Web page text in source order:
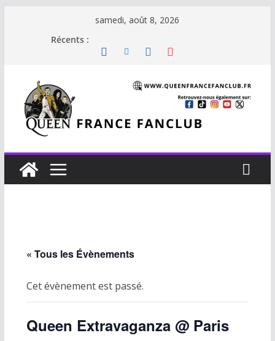
samedi, août 8, 2026
Récents :
« Tous les Évènements
Cet évènement est passé.
Queen Extravaganza @ Paris